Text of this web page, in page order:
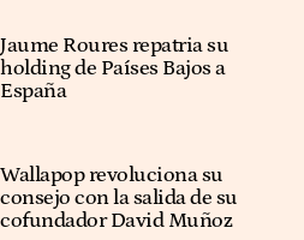
Jaume Roures repatria su
holding de Países Bajos a
España
Wallapop revoluciona su
consejo con la salida de su
cofundador David Muñoz